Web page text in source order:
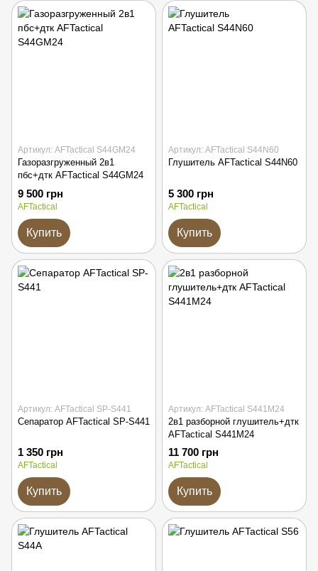
Артикул: AFTactical S44GM24
Газоразгруженный 2в1
пбс+дтк AFTactical S44GM24
9 500 грн
AFTactical
Купить
Артикул: AFTactical S44N60
Глушитель AFTactical S44N60
5 300 грн
AFTactical
Купить
Артикул: AFTactical SP-S441
Сепаратор AFTactical SP-S441
1 350 грн
AFTactical
Купить
Артикул: AFTactical S441M24
2в1 разборной глушитель+дтк
AFTactical S441M24
11 700 грн
AFTactical
Купить